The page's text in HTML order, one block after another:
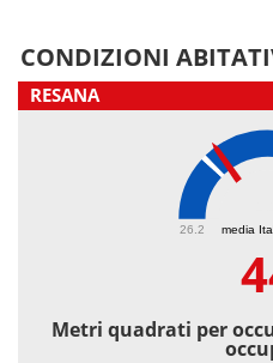
CONDIZIONI
RESANA
media
26.2
Metri quadrati per